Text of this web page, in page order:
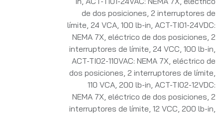
de dos posiciones, 2 interruptores de
límite, 24 VCA, 100 lb-in ACT-TI01-24VDC:
NEMA 7X, eléctrico de dos posiciones, 2
interruptores de límite, 24 VCC, 100 lb-in
ACT-TI02-110VAC: NEMA 7X, eléctrico de
dos posiciones, 2 interruptores de límite,
110 VCA, 200 lb-in ACT-TI02-12VDC:
NEMA 7X, eléctrico de dos posiciones, 2
interruptores de límite, 12 VCC, 200 lb-in